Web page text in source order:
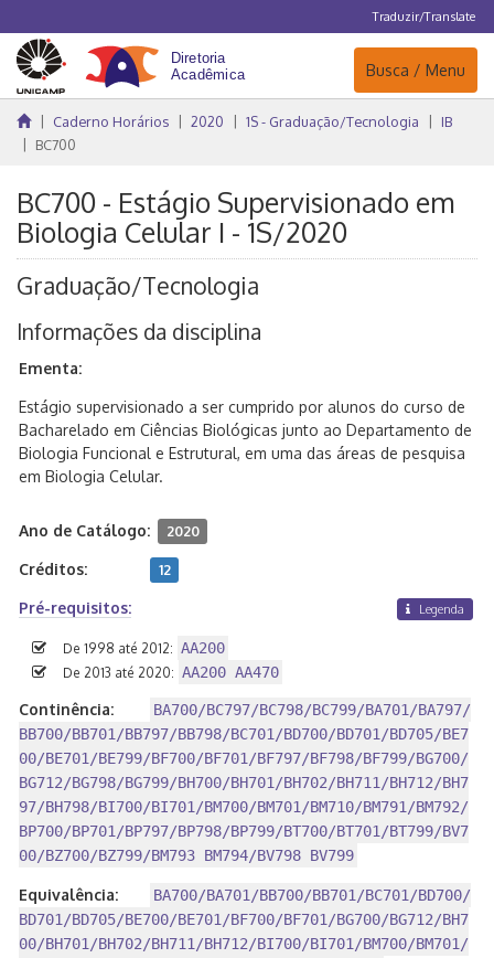
Traduzir/Translate
Navegação
Busca / Menu
Caderno Horários 2020 1S - Graduação/Tecnologia
IB
BC700
BC700 - Estágio Supervisionado em
Biologia Celular I - 1S/2020
Graduação/Tecnologia
Informações da disciplina
Ementa:
Estágio supervisionado a ser cumprido por alunos do curso de
Bacharelado em Ciências Biológicas junto ao Departamento de
Biologia Funcional e Estrutural, em uma das áreas de pesquisa
em Biologia Celular.
Ano de Catálogo: 2020
Créditos: 12
Pré-requisitos: Legenda
De 1998 até 2012: AA200
De 2013 até 2020: AA200 AA470
Continência:
BA700/BC797/BC798/BC799/BA701/BA797/
BB700/BB701/BB797/BB798/BC701/BD700/BD701/BD705/BE7
00/BE701/BE799/BF700/BF701/BF797/BF798/BF799/BG700/
BG712/BG798/BG799/BH700/BH701/BH702/BH711/BH712/BH7
97/BH798/BI700/BI701/BM700/BM701/BM710/BM791/BM792/
BP700/BP701/BP797/BP798/BP799/BT700/BT701/BT799/BV7
00/BZ700/BZ799/BM793 BM794/BV798 BV799
Equivalência:
BA700/BA701/BB700/BB701/BC701/BD700/
BD701/BD705/BE700/BE701/BF700/BF701/BG700/BG712/BH7
00/BH701/BH702/BH711/BH712/BI700/BI701/BM700/BM701/